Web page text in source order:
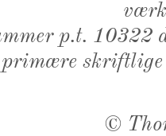
p.t. 10322
primære
©